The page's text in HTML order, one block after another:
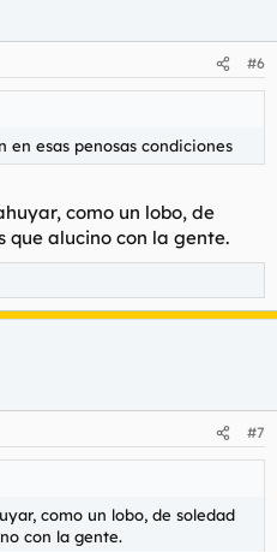
#6
en esas penosas condiciones
como un lobo, de
que alucino con la gente.
#7
como un lobo, de soledad
con la gente.